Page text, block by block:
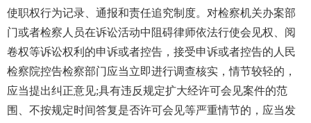
使职权行为记录、通报和责任追究制度。对检察机关办案部
门或者检察人员在诉讼活动中阻碍律师依法行使会见权、阅
卷权等诉讼权利的申诉或者控告，接受申诉或者控告的人民
检察院控告检察部门应当立即进行调查核实，情节较轻的，
应当提出纠正意见;具有违反规定扩大经许可会见案件的范
围、不按规定时间答复是否许可会见等严重情节的，应当发